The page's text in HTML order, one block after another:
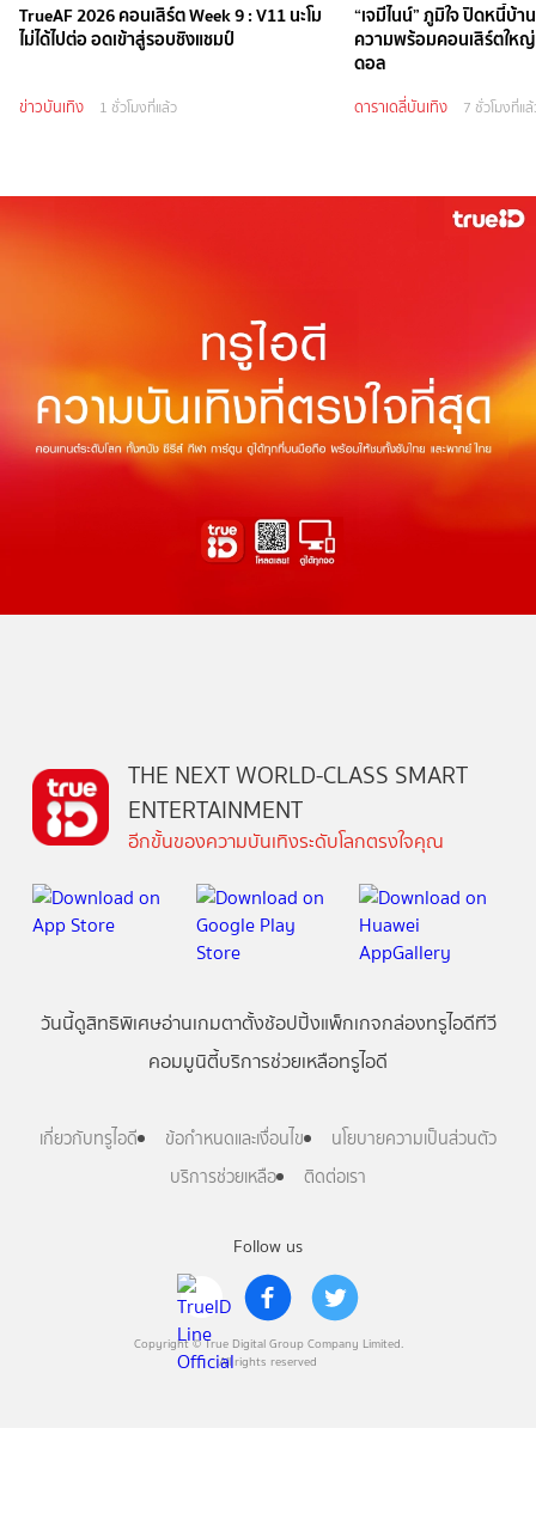
TrueAF 2026 คอนเสิร์ต Week 9 : V11 นะโม
ไม่ได้ไปต่อ อดเข้าสู่รอบชิงแชมป์
ข่าวบันเทิง 1 ชั่วโมงที่แล้ว
“เจมีไนน์” ภูมิใจ ปิดหนี้บ้า
ความพร้อมคอนเสิร์ตให
ดอล
ดาราเดลี่บันเทิง 7 ชั่วโมงที่แ
Follow us
Copyright © True Digital Group Company Limited.
All rights reserved
THE NEXT WORLD-CLASS SMART
ENTERTAINMENT
อีกขั้นของความบันเทิงระดับโลกตรงใจคุณ
วันนี้ดูสิทธิพิเศษอ่านเกมตาตั้งช้อปปิ้งแพ็กเกจกล่องทรูไอดีทีวี
คอมมูนิตี้บริการช่วยเหลือทรูไอดี
เกี่ยวกับทรูไอดี ข้อกำหนดและเงื่อนไข
นโยบายความเป็นส่วนตัว
บริการช่วยเหลือ
ติดต่อเรา